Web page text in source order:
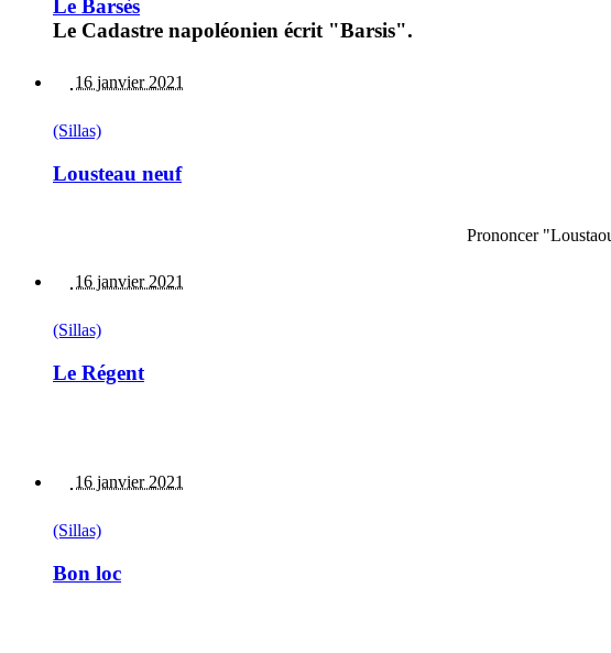
Le Barsès
Le Cadastre napoléonien écrit "Barsis".
16 janvier 2021
(Sillas)
Lousteau neuf
Prononcer
16 janvier 2021
(Sillas)
Le Régent
16 janvier 2021
(Sillas)
Bon loc